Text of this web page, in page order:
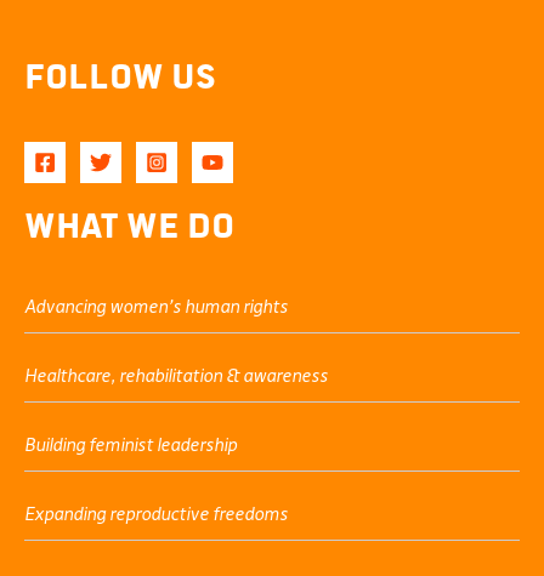
Follow Us
What We Do
Advancing women’s human rights
Healthcare, rehabilitation & awareness
Building feminist leadership
Expanding reproductive freedoms